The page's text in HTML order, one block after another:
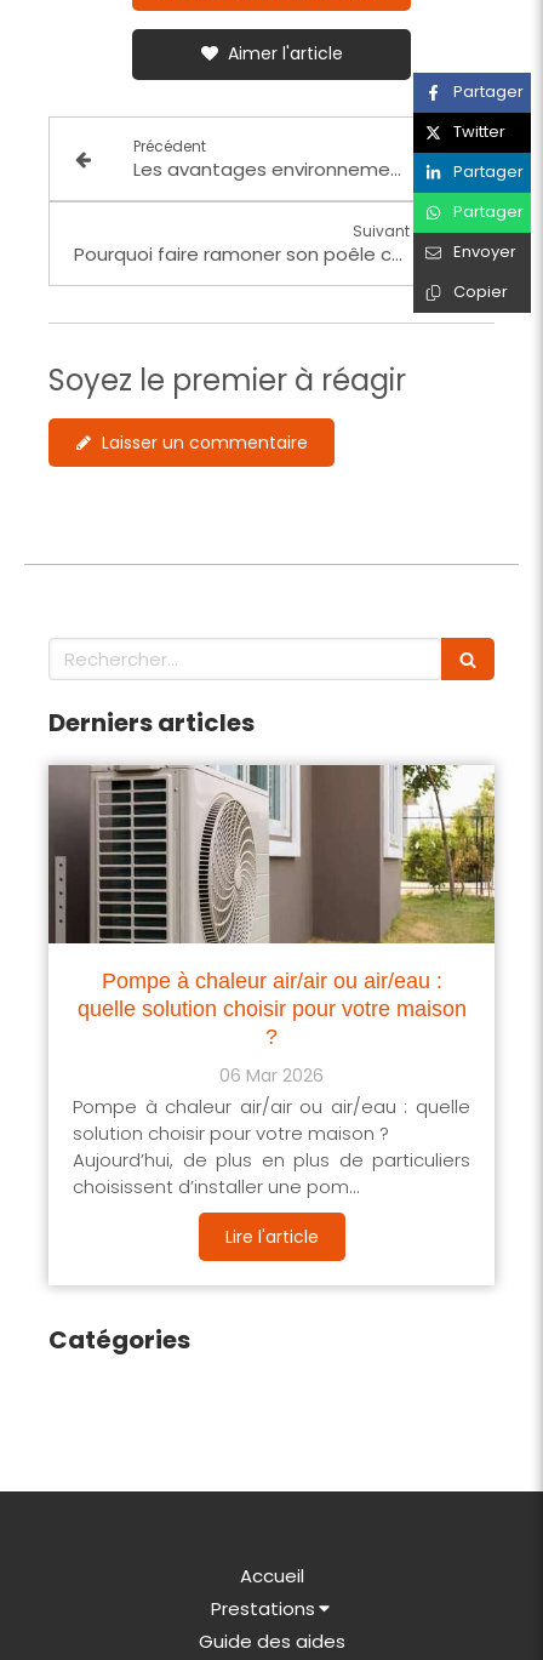
Aimer l'article
Précédent
Les avantages environnementaux d’un poêle à granulés
Suivant
Pourquoi faire ramoner son poêle chaque année ?
Partager
Twitter
Partager
Partager
Envoyer
Copier
Soyez le premier à réagir
Laisser un commentaire
Rechercher
Derniers articles
Pompe à chaleur air/air ou air/eau :
quelle solution choisir pour votre maison
?
06 Mar 2026
Pompe à chaleur air/air ou air/eau : quelle
solution choisir pour votre maison ?
Aujourd’hui, de plus en plus de particuliers
choisissent d’installer une pom...
Lire l'article
Catégories
Accueil
Prestations
Guide des aides